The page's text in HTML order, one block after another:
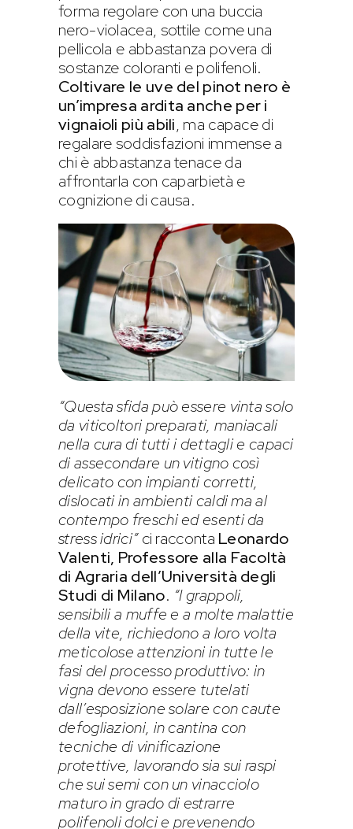
forma regolare con una buccia
nero-violacea, sottile come una
pellicola e abbastanza povera di
sostanze coloranti e polifenoli.
Coltivare le uve del pinot nero è
un’impresa ardita anche per i
vignaioli più abili, ma capace di
regalare soddisfazioni immense a
chi è abbastanza tenace da
affrontarla con caparbietà e
cognizione di causa.
“Questa sfida può essere vinta solo
da viticoltori preparati, maniacali
nella cura di tutti i dettagli e capaci
di assecondare un vitigno così
delicato con impianti corretti,
dislocati in ambienti caldi ma al
contempo freschi ed esenti da
stress idrici”ci racconta Leonardo
Valenti, Professore alla Facoltà
di Agraria dell’Università degli
Studi di Milano. “I grappoli,
sensibili a muffe e a molte malattie
della vite, richiedono a loro volta
meticolose attenzioni in tutte le
fasi del processo produttivo: in
vigna devono essere tutelati
dall’esposizione solare con caute
defogliazioni, in cantina con
tecniche di vinificazione
protettive, lavorando sia sui raspi
che sui semi con un vinacciolo
maturo in grado di estrarre
polifenoli dolci e prevenendo